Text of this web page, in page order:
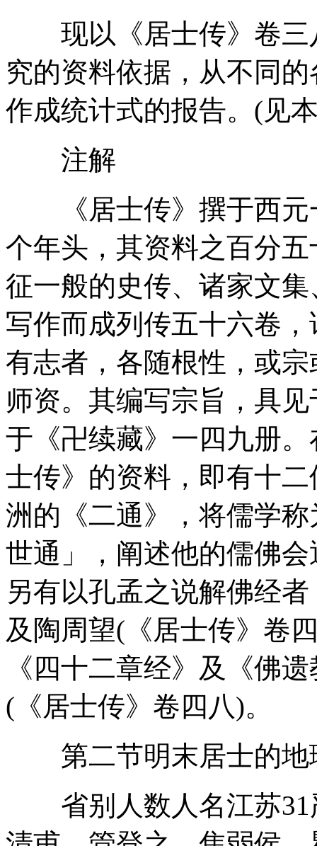
现以《居士传》卷三
究的资料依据，从不同
作成统计式的报告。(见
注解
《居士传》撰于西元
个年头，其资料之百分
征一般的史传、诸家文
写作而成列传五十六卷
有志者，各随根性，或
师资。其编写宗旨，具
于《卍续藏》一四九册
士传》的资料，即有十
洲的《二通》，将儒学
世通」，阐述他的儒佛
另有以孔孟之说解佛经
及陶周望(《居士传》卷
《四十二章经》及《佛
(《居士传》卷四八)。
第二节明末居士的地
省别人数人名江苏31